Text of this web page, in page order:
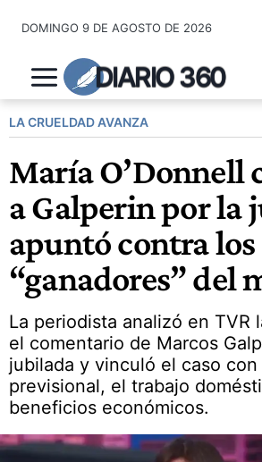
contenido
DOMINGO 9 DE AGOSTO DE 2026
DIARIO 360
LA CRUELDAD AVANZA
María O’Donnell
a Galperin por la
apuntó contra los
“ganadores” del
La periodista analizó en TVR
el comentario de Marcos
jubilada y vinculó el caso
previsional, el trabajo
beneficios económicos.